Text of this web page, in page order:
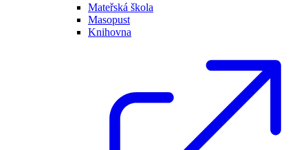
Mateřská škola
Masopust
Knihovna